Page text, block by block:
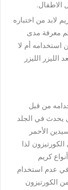
الاطفال.
لابد من اختباره
معرفة مدى
أم لا
الليزر الليزر
من قبل
يحدث في الجلد
الأحمر
لذا
كريم
عدم استخدام
الكورتيزون